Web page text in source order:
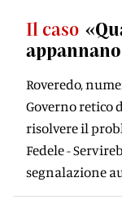
Il caso
Roveredo,
Governo retico
risolvere il
Fedele -
segnalazione